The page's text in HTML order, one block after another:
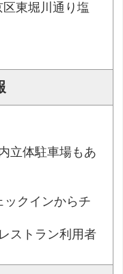
東堀川通り塩
立体駐車場もあ
ックインからチ
ストラン利用者